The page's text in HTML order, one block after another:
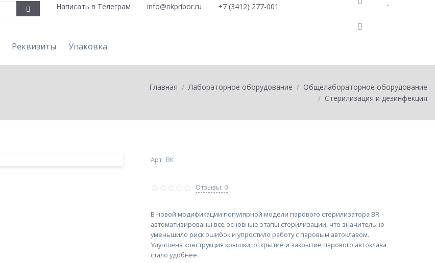
Написать в Телеграм info@nkpribor.ru
+7 (3412) 277-001
Реквизиты Упаковка
Главная Лабораторное оборудование
Общелабораторное оборудование
Стерилизация и дезинфекция
Арт ВК
Отзывы: 0
В новой модификации популярной модели парового стерилизатора ВR
автоматизированы все основные этапы стерилизации, что значительно
уменьшило риск ошибок и упростило работу с паровым автоклавом.
Улучшена конструкция крышки, открытие и закрытие парового автоклава
стало удобнее.